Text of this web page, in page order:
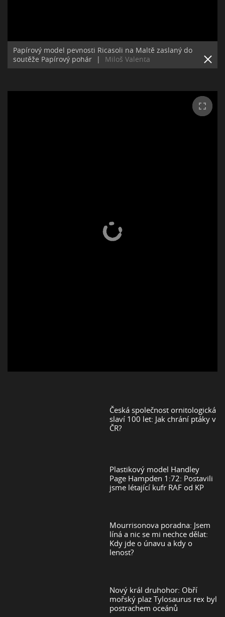
Papírový model pevnosti Ricasoli na Maltě zaslaný do
soutěže Papírový pohár
| Miloš Valenta
Česká společnost ornitologická
slaví 100 let: Jak chrání ptáky v
ČR?
Plastikový model Handley
Page Hampden 1:72: Postavili
jsme létající kufr RAF od KP
Mourrisonova poradna: Jsem
líná a nic se mi nechce dělat:
Kdy jde o únavu a kdy o
lenost?
Nový král druhohor: Obří
mořský plaz Tylosaurus rex byl
postrachem oceánů